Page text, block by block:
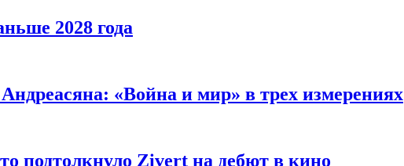
2028 года
«Война и мир» в трех измерениях
подтолкнуло Zivert на дебют в кино